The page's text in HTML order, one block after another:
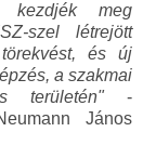
kezdjék meg
szel létrejött
és új
a szakmai
területén"-
János